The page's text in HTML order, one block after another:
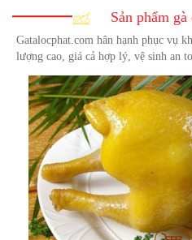
Gatalocphat.com hân hạnh phục vụ
lượng cao, giá cả hợp lý, vệ sinh an